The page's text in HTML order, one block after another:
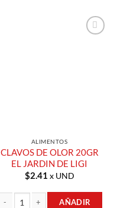
ALIMENTOS
CLAVOS DE OLOR 20GR
EL JARDIN DE LIGI
$2.41 x UND
AÑADIR